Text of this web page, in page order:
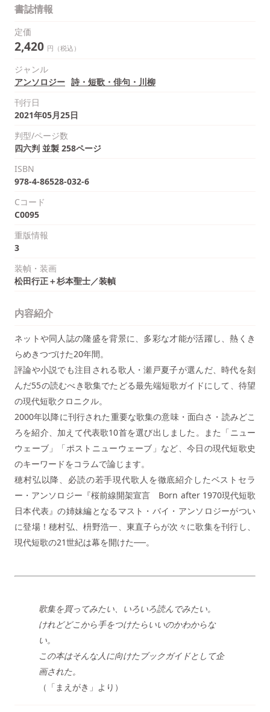
書誌情報
定価
2,420 円（税込）
ジャンル
アンソロジー 詩・短歌・俳句・川柳
刊行日
2021年05月25日
判型/ページ数
四六判 並製 258ページ
ISBN
978-4-86528-032-6
Cコード
C0095
重版情報
3
装幀・装画
松田行正＋杉本聖士／装幀
内容紹介
ネットや同人誌の隆盛を背景に、多彩な才能が活躍し、熱くき
らめきつづけた20年間。
評論や小説でも注目される歌人・瀬戸夏子が選んだ、時代を刻
んだ55の読むべき歌集でたどる最先端短歌ガイドにして、待望
の現代短歌クロニクル。
2000年以降に刊行された重要な歌集の意味・面白さ・読みどこ
ろを紹介、加えて代表歌10首を選び出しました。また「ニュー
ウェーブ」「ポストニューウェーブ」など、今日の現代短歌史
のキーワードをコラムで論じます。
穂村弘以降、必読の若手現代歌人を徹底紹介したベストセラ
ー・アンソロジー『桜前線開架宣言 Born after 1970現代短歌
日本代表』の姉妹編となるマスト・バイ・アンソロジーがつい
に登場！穂村弘、枡野浩一、東直子らが次々に歌集を刊行し、
現代短歌の21世紀は幕を開けた──。
歌集を買ってみたい、いろいろ読んでみたい。
けれどどこから手をつけたらいいのかわからな
い。
この本はそんな人に向けたブックガイドとして企
画された。
（「まえがき」より）